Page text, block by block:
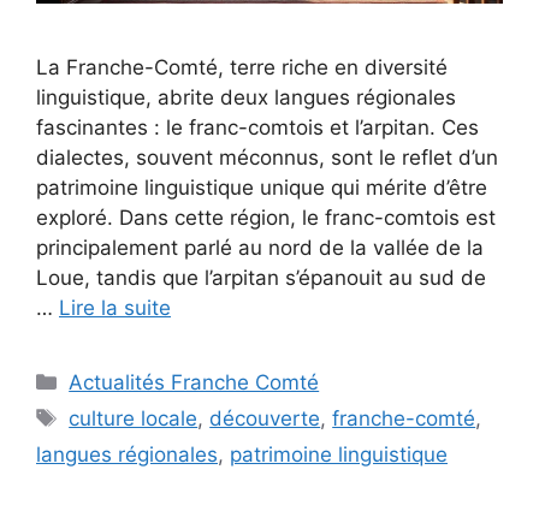
La Franche-Comté, terre riche en diversité
linguistique, abrite deux langues régionales
fascinantes : le franc-comtois et l’arpitan. Ces
dialectes, souvent méconnus, sont le reflet d’un
patrimoine linguistique unique qui mérite d’être
exploré. Dans cette région, le franc-comtois est
principalement parlé au nord de la vallée de la
Loue, tandis que l’arpitan s’épanouit au sud de
… Lire la suite
Catégories
Actualités Franche Comté
Étiquettes
culture locale, découverte,franche-comté,
langues régionales, patrimoine linguistique